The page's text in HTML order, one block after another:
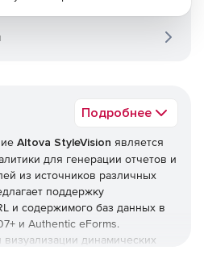
Подробнее
Altova StyleVision является
для генерации отчетов и
из источников различных
поддержку
и содержимого баз данных в
и Authentic eForms.
динамических